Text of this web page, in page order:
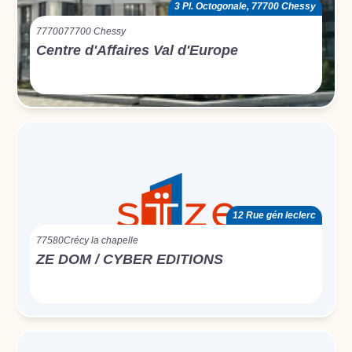
3 Pl. Octogonale, 77700 Chessy
7770077700 Chessy
Centre d'Affaires Val d'Europe
12 Rue gén leclerc
77580Crécy la chapelle
ZE DOM / CYBER EDITIONS